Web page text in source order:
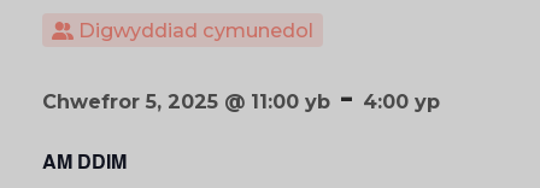
Digwyddiad cymunedol
Chwefror 5, 2025 @ 11:00 yb - 4:00 yp
AM DDIM